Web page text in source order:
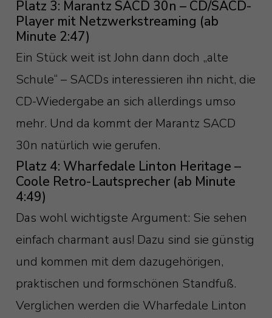
Platz 3: Marantz SACD 30n – CD/SACD-
Player mit Netzwerkstreaming (ab
Minute 2:47)
Ein Stück weit ist John dann doch „alte
Schule“ – SACDs interessieren ihn nicht, die
CD-Wiedergabe an sich allerdings umso
mehr. Und da kommt der Marantz SACD
30n natürlich wie gerufen.
Platz 4: Wharfedale Linton Heritage –
Coole Retro-Lautsprecher (ab Minute
4:49)
Das wohl wichtigste Argument: Sie sehen
einfach charmant aus! Dazu sind sie günstig
und kommen mit dem dazugehörigen,
praktischen und formschönen Standfuß.
Verglichen werden die Wharfedale Linton